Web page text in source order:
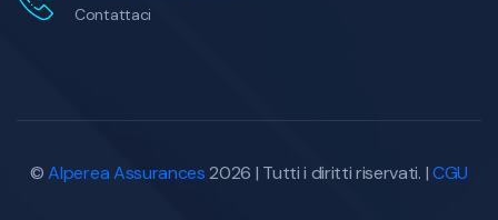
Contattaci
©Alperea Assurances2026 | Tutti i diritti riservati. |CGU